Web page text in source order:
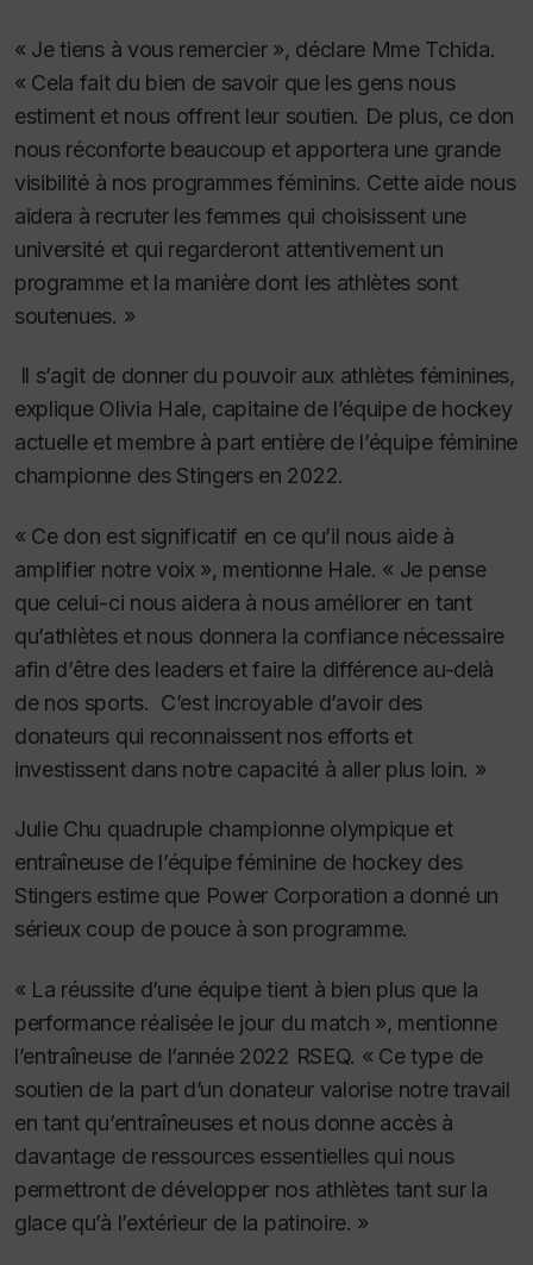
« Je tiens à vous remercier », déclare Mme Tchida.
« Cela fait du bien de savoir que les gens nous
estiment et nous offrent leur soutien. De plus, ce don
nous réconforte beaucoup et apportera une grande
visibilité à nos programmes féminins. Cette aide nous
aidera à recruter les femmes qui choisissent une
université et qui regarderont attentivement un
programme et la manière dont les athlètes sont
soutenues. »
Il s’agit de donner du pouvoir aux athlètes féminines,
explique Olivia Hale, capitaine de l’équipe de hockey
actuelle et membre à part entière de l’équipe féminine
championne des Stingers en 2022.
« Ce don est significatif en ce qu’il nous aide à
amplifier notre voix », mentionne Hale. « Je pense
que celui-ci nous aidera à nous améliorer en tant
qu’athlètes et nous donnera la confiance nécessaire
afin d’être des leaders et faire la différence au-delà
de nos sports. C’est incroyable d’avoir des
donateurs qui reconnaissent nos efforts et
investissent dans notre capacité à aller plus loin. »
Julie Chu quadruple championne olympique et
entraîneuse de l’équipe féminine de hockey des
Stingers estime que Power Corporation a donné un
sérieux coup de pouce à son programme.
« La réussite d’une équipe tient à bien plus que la
performance réalisée le jour du match », mentionne
l’entraîneuse de l’année 2022 RSEQ. « Ce type de
soutien de la part d’un donateur valorise notre travail
en tant qu’entraîneuses et nous donne accès à
davantage de ressources essentielles qui nous
permettront de développer nos athlètes tant sur la
glace qu’à l’extérieur de la patinoire. »